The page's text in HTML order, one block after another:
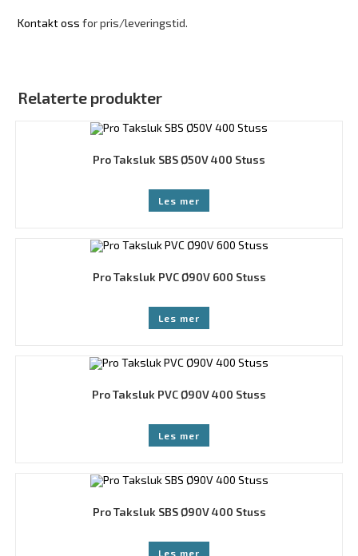
Kontakt oss for pris/leveringstid.
Relaterte produkter
Pro Taksluk SBS Ø50V 400 Stuss
Les mer
Pro Taksluk PVC Ø90V 600 Stuss
Les mer
Pro Taksluk PVC Ø90V 400 Stuss
Les mer
Pro Taksluk SBS Ø90V 400 Stuss
Les mer